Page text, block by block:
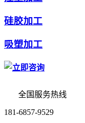
硅胶加工
吸塑加工
全国服务热线
181-6857-9529